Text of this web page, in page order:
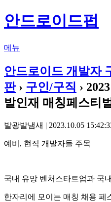
안드로이드펍
메뉴
안드로이드 개발자
판› 구인/구직 ›
발인재 매칭페스티
발광발냄새 | 2023.10.05
예비, 현직 개발자들 주목
국내 유망 벤처스타트업과 국
한자리에 모이는 매칭 채용 페